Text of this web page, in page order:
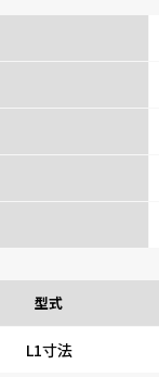
型式
L1寸法